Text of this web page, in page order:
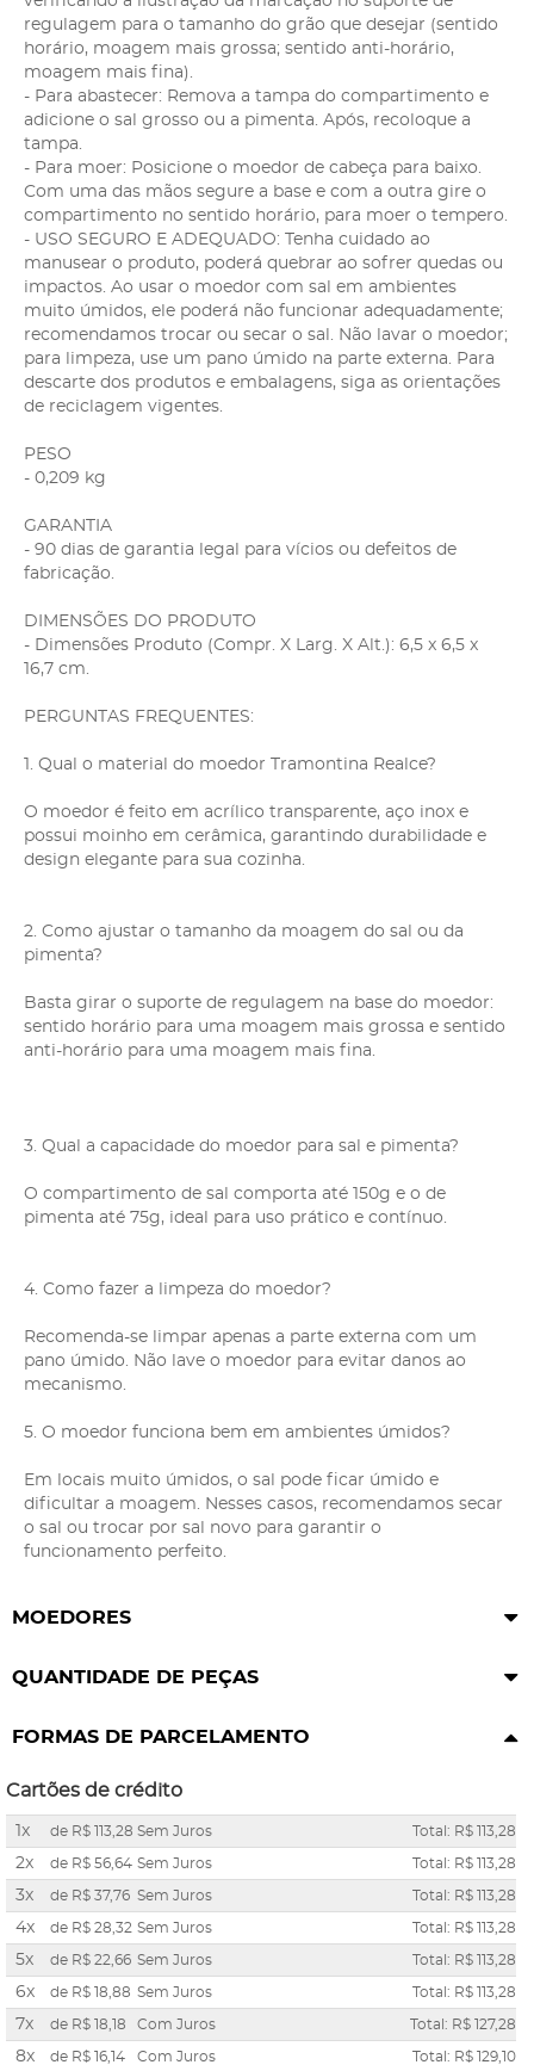
regulagem para o tamanho do grão que desejar (sentido
horário, moagem mais grossa; sentido anti-horário,
moagem mais fina).
- Para abastecer: Remova a tampa do compartimento e
adicione o sal grosso ou a pimenta. Após, recoloque a
tampa.
- Para moer: Posicione o moedor de cabeça para baixo.
Com uma das mãos segure a base e com a outra gire o
compartimento no sentido horário, para moer o tempero.
- USO SEGURO E ADEQUADO: Tenha cuidado ao
manusear o produto, poderá quebrar ao sofrer quedas ou
impactos. Ao usar o moedor com sal em ambientes
muito úmidos, ele poderá não funcionar adequadamente;
recomendamos trocar ou secar o sal. Não lavar o moedor;
para limpeza, use um pano úmido na parte externa. Para
descarte dos produtos e embalagens, siga as orientações
de reciclagem vigentes.
PESO
- 0,209 kg
GARANTIA
- 90 dias de garantia legal para vícios ou defeitos de
fabricação.
DIMENSÕES DO PRODUTO
- Dimensões Produto (Compr. X Larg. X Alt.): 6,5 x 6,5 x
16,7 cm.
PERGUNTAS FREQUENTES:
1. Qual o material do moedor Tramontina Realce?
O moedor é feito em acrílico transparente, aço inox e
possui moinho em cerâmica, garantindo durabilidade e
design elegante para sua cozinha.
2. Como ajustar o tamanho da moagem do sal ou da
pimenta?
Basta girar o suporte de regulagem na base do moedor:
sentido horário para uma moagem mais grossa e sentido
anti-horário para uma moagem mais fina.
3. Qual a capacidade do moedor para sal e pimenta?
O compartimento de sal comporta até 150g e o de
pimenta até 75g, ideal para uso prático e contínuo.
4. Como fazer a limpeza do moedor?
Recomenda-se limpar apenas a parte externa com um
pano úmido. Não lave o moedor para evitar danos ao
mecanismo.
5. O moedor funciona bem em ambientes úmidos?
Em locais muito úmidos, o sal pode ficar úmido e
dificultar a moagem. Nesses casos, recomendamos secar
o sal ou trocar por sal novo para garantir o
funcionamento perfeito.
MOEDORES
QUANTIDADE DE PEÇAS
FORMAS DE PARCELAMENTO
Cartões de crédito
1x de R$ 113,28 Sem Juros Total: R$ 113,28
2x de R$ 56,64 Sem Juros Total: R$ 113,28
3x de R$ 37,76 Sem Juros Total: R$ 113,28
4x de R$ 28,32 Sem Juros Total: R$ 113,28
5x de R$ 22,66 Sem Juros Total: R$ 113,28
6x de R$ 18,88 Sem Juros Total: R$ 113,28
7x de R$ 18,18 Com Juros Total: R$ 127,28
8x de R$ 16,14 Com Juros Total: R$ 129,10